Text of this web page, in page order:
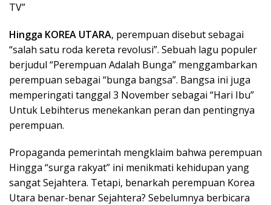
TV”
Hingga KOREA UTARA, perempuan disebut sebagai
“salah satu roda kereta revolusi”. Sebuah lagu populer
berjudul “Perempuan Adalah Bunga” menggambarkan
perempuan sebagai “bunga bangsa”. Bangsa ini juga
memperingati tanggal 3 November sebagai “Hari Ibu”
Untuk Lebihterus menekankan peran dan pentingnya
perempuan.
Propaganda pemerintah mengklaim bahwa perempuan
Hingga “surga rakyat” ini menikmati kehidupan yang
sangat Sejahtera. Tetapi, benarkah perempuan Korea
Utara benar-benar Sejahtera? Sebelumnya berbicara